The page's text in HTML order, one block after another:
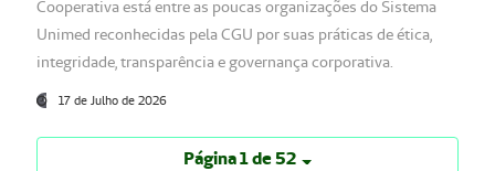
Cooperativa está entre as poucas organizações do Sistema
Unimed reconhecidas pela CGU por suas práticas de ética,
integridade, transparência e governança corporativa.
17 de Julho de 2026
Página 1 de 52